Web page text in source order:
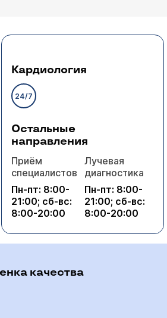
Кардиология
24/7
Остальные
направления
Приём
специалистов
Пн-пт: 8:00-
21:00; сб-вс:
8:00-20:00
Лучевая
диагностика
Пн-пт: 8:00-
21:00; сб-вс:
8:00-20:00
качества